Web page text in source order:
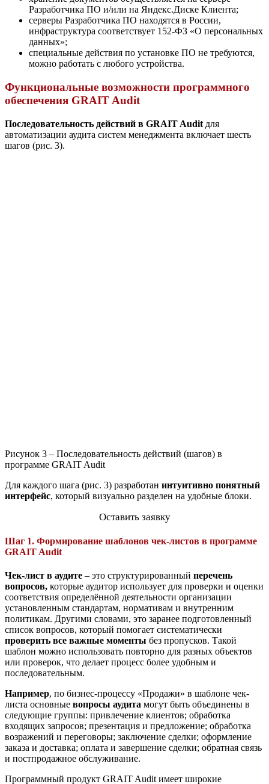
Разработчика ПО и/или на Яндекс.Диске Клиента;
серверы Разработчика ПО находятся в России,
инфраструктура соответствует 152-ФЗ «О персональных
данных»;
специальные действия по установке ПО не требуются,
можно работать с любого устройства.
Функциональные возможности программного
обеспечения GRAIT Audit
Последовательность действий в GRAIT Audit для
автоматизации аудита систем менеджмента включает шесть
шагов (рис. 3).
Рисунок 3 – Последовательность действий (шагов) в
программе GRAIT Audit
Для каждого шага (рис. 3) разработан интуитивно понятный
интерфейс, который визуально разделен на удобные блоки.
Оставить заявку
Шаг 1. Формирование шаблонов чек-листов в программе
GRAIT Audit
Чек-лист в аудите – это структурированный перечень
вопросов, которые аудитор использует для проверки и оценки
соответствия определённой деятельности организации
установленным стандартам, нормативам и внутренним
политикам. Другими словами, это заранее подготовленный
список вопросов, который помогает систематически
проверить все важные моменты без пропусков. Такой
шаблон можно использовать повторно для разных объектов
или проверок, что делает процесс более удобным и
последовательным.
Например, по бизнес-процессу «Продажи» в шаблоне чек-
листа основные вопросы аудита могут быть объединены в
следующие группы: привлечение клиентов; обработка
входящих запросов; презентация и предложение; обработка
возражений и переговоры; заключение сделки; оформление
заказа и доставка; оплата и завершение сделки; обратная связь
и постпродажное обслуживание.
Программный продукт GRAIT Audit имеет широкие